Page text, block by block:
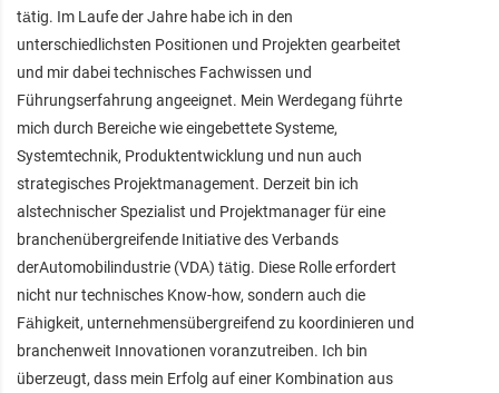
tätig. Im Laufe der Jahre habe ich in den
unterschiedlichsten Positionen und Projekten gearbeitet
und mir dabei technisches Fachwissen und
Führungserfahrung angeeignet. Mein Werdegang führte
mich durch Bereiche wie eingebettete Systeme,
Systemtechnik, Produktentwicklung und nun auch
strategisches Projektmanagement. Derzeit bin ich
alstechnischer Spezialist und Projektmanager für eine
branchenübergreifende Initiative des Verbands
derAutomobilindustrie (VDA) tätig. Diese Rolle erfordert
nicht nur technisches Know-how, sondern auch die
Fähigkeit, unternehmensübergreifend zu koordinieren und
branchenweit Innovationen voranzutreiben. Ich bin
überzeugt, dass mein Erfolg auf einer Kombination aus